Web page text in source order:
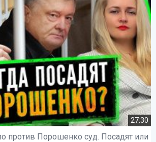
27:30
против Порошенко суд. Посадят или